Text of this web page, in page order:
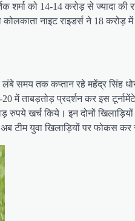
शर्मा को 14-14 करोड़ से ज्यादा
नाइट राइडर्स ने 18 करोड़
समय तक कप्तान रहे महेंद्र सिंह
में ताबड़तोड़ प्रदर्शन कर इस
खर्च किये। इन दोनों
टीम युवा खिलाड़ियों पर फोकस कर